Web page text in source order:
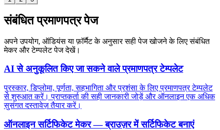
संबंधित प्रमाणपत्र पेज
अपने उपयोग, ऑडियंस या फ़ॉर्मैट के अनुसार सही पेज खोजने के लिए संबंधित
मेकर और टेम्पलेट पेज देखें।
AI से अनुकूलित किए जा सकने वाले प्रमाणपत्र टेम्पलेट
पुरस्कार, डिप्लोमा, पूर्णता, सहभागिता और प्रशंसा के लिए प्रमाणपत्र टेम्पलेट
से शुरुआत करें। प्राप्तकर्ता की सही जानकारी जोड़ें और ऑनलाइन एक अधिक
सुसंगत दस्तावेज़ तैयार करें।
ऑनलाइन सर्टिफिकेट मेकर — ब्राउज़र में सर्टिफिकेट बनाएं